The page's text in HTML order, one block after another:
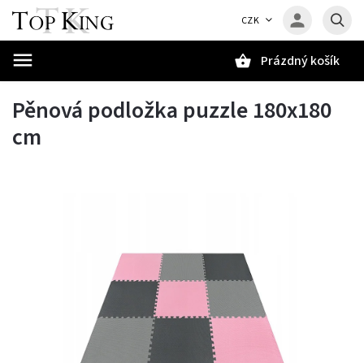
CZK
Prázdný košík
Pěnová podložka puzzle 180x180
cm